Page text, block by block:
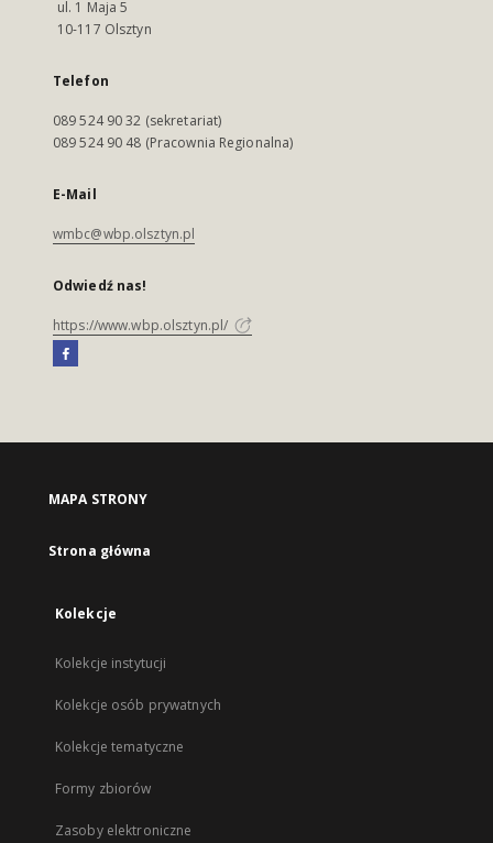
ul. 1 Maja 5
10-117 Olsztyn
Telefon
089 524 90 32 (sekretariat)
089 524 90 48 (Pracownia Regionalna)
E-Mail
wmbc@wbp.olsztyn.pl
Odwiedź nas!
https://www.wbp.olsztyn.pl/
MAPA STRONY
Strona główna
Kolekcje
Kolekcje instytucji
Kolekcje osób prywatnych
Kolekcje tematyczne
Formy zbiorów
Zasoby elektroniczne